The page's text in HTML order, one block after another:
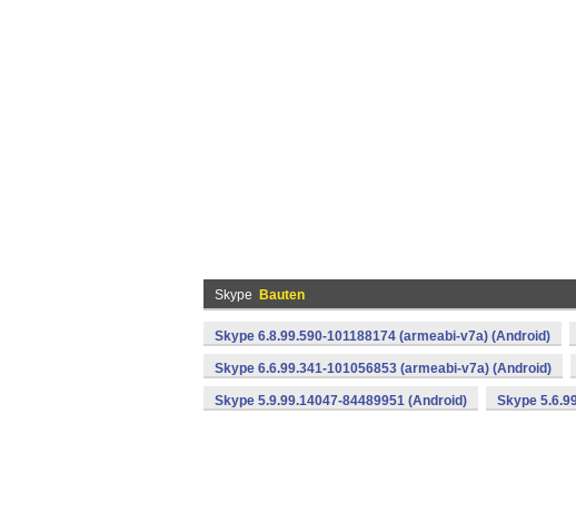
Skype Bauten
Skype 6.8.99.590-101188174 (armeabi-v7a) (Android)
Skype 6.6.99.341-101056853 (armeabi-v7a) (Android)
Skype 5.9.99.14047-84489951 (Android) Skype